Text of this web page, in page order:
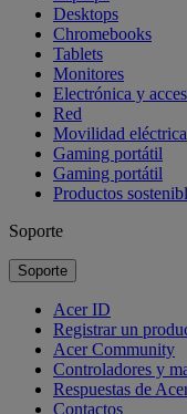
Desktops
Chromebooks
Tablets
Monitores
Electrónica y
Red
Movilidad eléctrica
Gaming portátil
Gaming portátil
Productos
Soporte
Soporte
Acer ID
Registrar un
Acer Community
Controladores y
Respuestas de
Contactos